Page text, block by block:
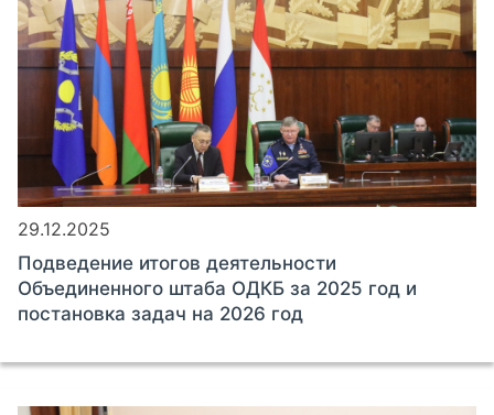
29.12.2025
Подведение итогов деятельности
Объединенного штаба ОДКБ за 2025 год и
постановка задач на 2026 год